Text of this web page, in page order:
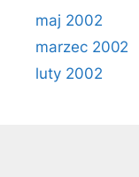
maj 2002
marzec 2002
luty 2002